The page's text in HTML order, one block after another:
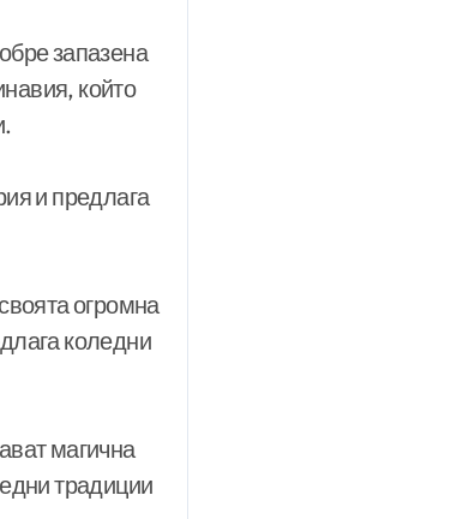
запазена
който
и предлага
огромна
коледни
магична
традиции